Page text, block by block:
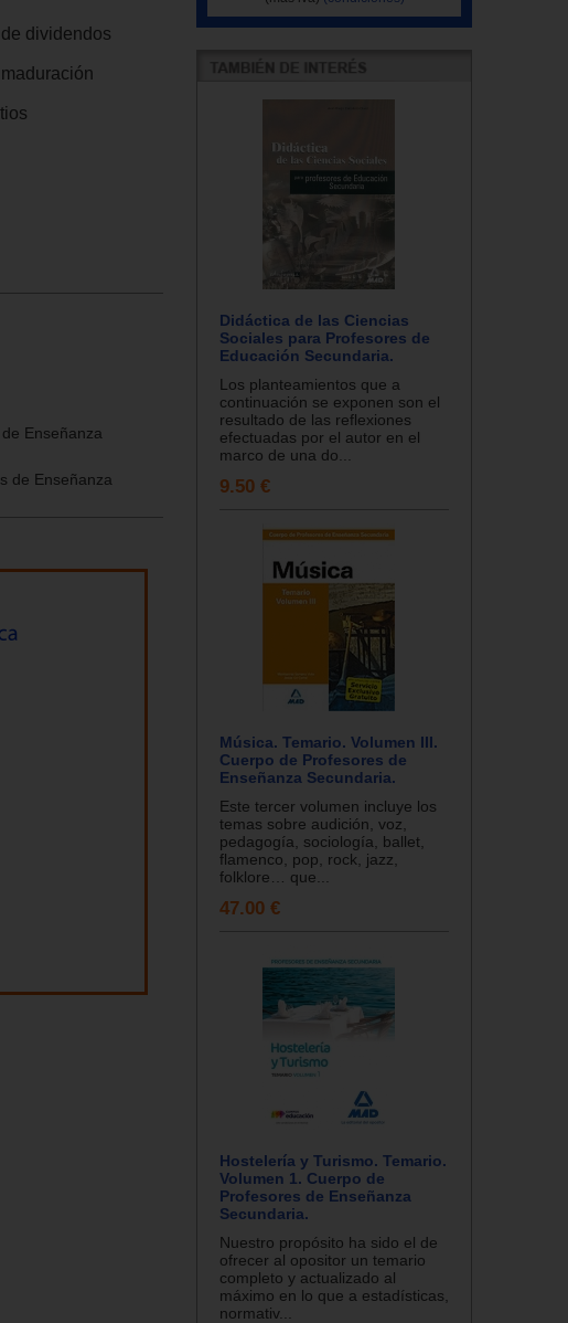
dividendos
Enseñanza
de Enseñanza
Didáctica de las Ciencias
Sociales para Profesores de
Educación Secundaria.
Los planteamientos que a
continuación se exponen son el
resultado de las reflexiones
efectuadas por el autor en el
marco de una do...
9.50 €
Música. Temario. Volumen III.
Cuerpo de Profesores de
Enseñanza Secundaria.
Este tercer volumen incluye los
temas sobre audición, voz,
pedagogía, sociología, ballet,
flamenco, pop, rock, jazz,
folklore… que...
47.00 €
Hostelería y Turismo. Temario.
Volumen 1. Cuerpo de
Profesores de Enseñanza
Secundaria.
Nuestro propósito ha sido el de
ofrecer al opositor un temario
completo y actualizado al
máximo en lo que a estadísticas,
normativ...